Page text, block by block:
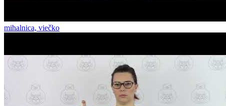
mihalnica, viečko